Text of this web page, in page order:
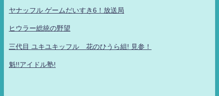
ヤナッフル ゲームだいすき6！放送局
ヒウラー総統の野望
三代目 ユキユキッフル 花のひうら組! 見参！
魁!!アイドル塾!